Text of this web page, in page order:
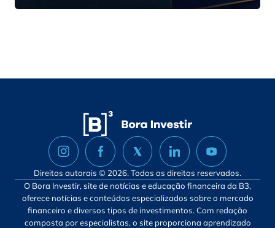
Direitos autorais © 2026. Todos os direitos reservados.
O Bora Investir, site de notícias e educação financeira da B3,
oferece notícias e conteúdos especializados sobre o mercado
financeiro e diversos tipos de investimentos. Com redação
composta por especialistas, o site proporciona aprendizado